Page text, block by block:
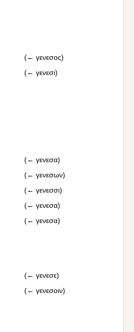
(← γενεσος)
(← γενεσι)
(← γενεσα)
(← γενεσων)
(← γενεσσι)
(← γενεσα)
(← γενεσα)
(← γενεσε)
(← γενεσοιν)